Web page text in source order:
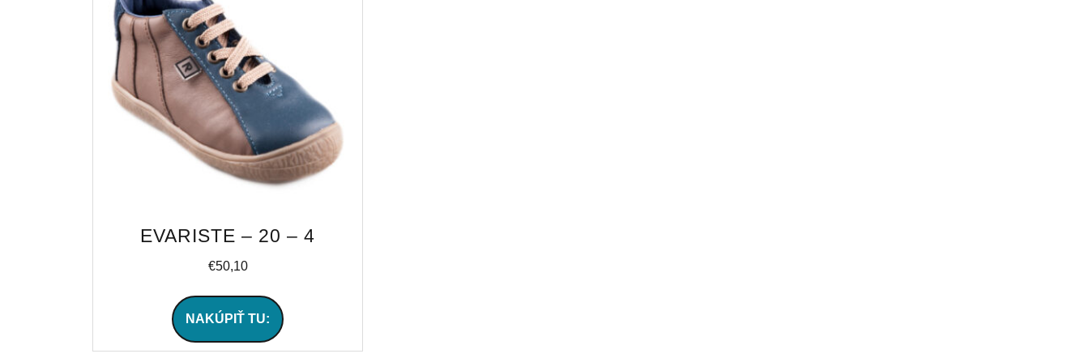
EVARISTE – 20 – 4
€50,10
NAKÚPIŤ TU: